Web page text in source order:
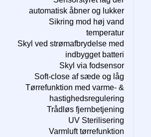
automatisk åbner og lukker
Sikring mod høj vand
temperatur
Skyl ved strømafbrydelse med
indbygget batteri
Skyl via fodsensor
Soft-close af sæde og låg
Tørrefunktion med varme- &
hastighedsregulering
Trådløs fjernbetjening
UV Sterilisering
Varmluft tørrefunktion